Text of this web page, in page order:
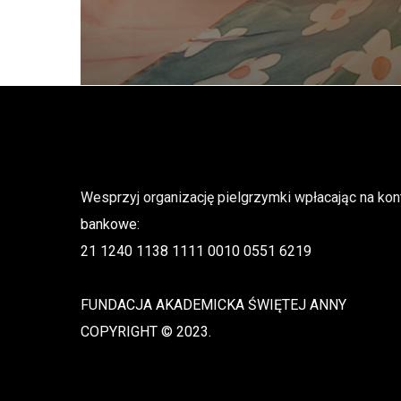
Wesprzyj organizację pielgrzymki wpłacając na
bankowe:
21 1240 1138 1111 0010 0551 6219
FUNDACJA AKADEMICKA ŚWIĘTEJ ANNY
COPYRIGHT © 2023.